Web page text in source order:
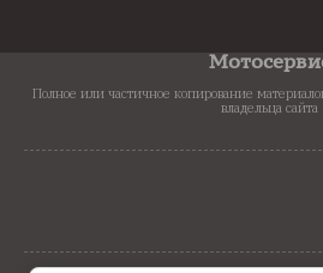
Полное или частичное копирование
владельца сайта